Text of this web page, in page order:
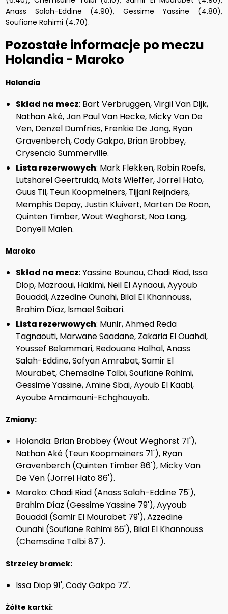
Anass Salah-Eddine (4.90), Gessime Yassine (4.80),
Soufiane Rahimi (4.70).
Pozostałe informacje po meczu
Holandia - Maroko
Holandia
Skład na mecz: Bart Verbruggen, Virgil Van Dijk,
Nathan Aké, Jan Paul Van Hecke, Micky Van De
Ven, Denzel Dumfries, Frenkie De Jong, Ryan
Gravenberch, Cody Gakpo, Brian Brobbey,
Crysencio Summerville.
Lista rezerwowych: Mark Flekken, Robin Roefs,
Lutsharel Geertruida, Mats Wieffer, Jorrel Hato,
Guus Til, Teun Koopmeiners, Tijjani Reijnders,
Memphis Depay, Justin Kluivert, Marten De Roon,
Quinten Timber, Wout Weghorst, Noa Lang,
Donyell Malen.
Maroko
Skład na mecz: Yassine Bounou, Chadi Riad, Issa
Diop, Mazraoui, Hakimi, Neil El Aynaoui, Ayyoub
Bouaddi, Azzedine Ounahi, Bilal El Khannouss,
Brahim Díaz, Ismael Saibari.
Lista rezerwowych: Munir, Ahmed Reda
Tagnaouti, Marwane Saadane, Zakaria El Ouahdi,
Youssef Belammari, Redouane Halhal, Anass
Salah-Eddine, Sofyan Amrabat, Samir El
Mourabet, Chemsdine Talbi, Soufiane Rahimi,
Gessime Yassine, Amine Sbaï, Ayoub El Kaabi,
Ayoube Amaimouni-Echghouyab.
Zmiany:
Holandia: Brian Brobbey (Wout Weghorst 71'),
Nathan Aké (Teun Koopmeiners 71'), Ryan
Gravenberch (Quinten Timber 86'), Micky Van
De Ven (Jorrel Hato 86').
Maroko: Chadi Riad (Anass Salah-Eddine 75'),
Brahim Díaz (Gessime Yassine 79'), Ayyoub
Bouaddi (Samir El Mourabet 79'), Azzedine
Ounahi (Soufiane Rahimi 86'), Bilal El Khannouss
(Chemsdine Talbi 87').
Strzelcy bramek:
Issa Diop 91', Cody Gakpo 72'.
Żółte kartki: